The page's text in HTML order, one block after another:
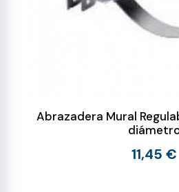
Abrazadera Mural
11,45 €